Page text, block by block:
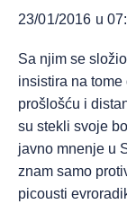
23/01/2016 u
Sa njim se
insistira na
prošlošću i
su stekli svoje
javno mnenje u
znam samo
picousti